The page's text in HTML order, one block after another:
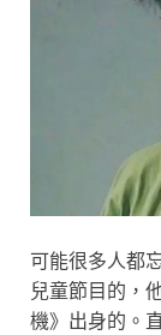
可能很多人都
兒童節目的，
機》出身的。